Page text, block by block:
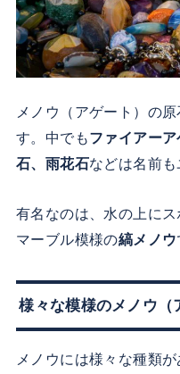
メノウ（アゲート）の
す。中でもファイアー
石、雨花石などは名前も
有名なのは、水の上に
マーブル模様の縞メノウ
様々な模様のメノウ（
メノウには様々な種類